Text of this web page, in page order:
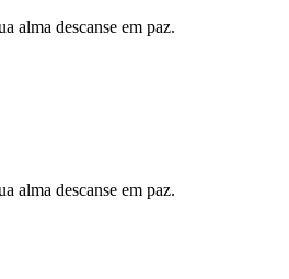
alma descanse em paz.
alma descanse em paz.